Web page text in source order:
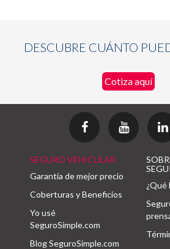
DESCUBRE CUÁNTO
Cotiza aquí
SEGURO VEHICULAR
Garantía de mejor precio
Coberturas y Beneficios
Yo usé
SeguroSimple.com
Blog SeguroSimple.com
¿Qué